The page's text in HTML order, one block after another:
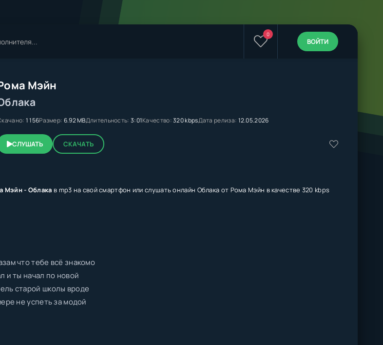
0
ВОЙТИ
Мэйн
1 156Размер: 6.92 MBДлительность: 3:01Качество:320 kbpsДата релиза: 12.05.2026
СЛУШАТЬ СКАЧАТЬ
Мэйн - Облака в mp3 на свой смартфон или слушать онлайн Облака от Рома Мэйн в качестве 320 kbps
что тебе всё знакомо
и ты начал по новой
старой школы вроде
не успеть за модой